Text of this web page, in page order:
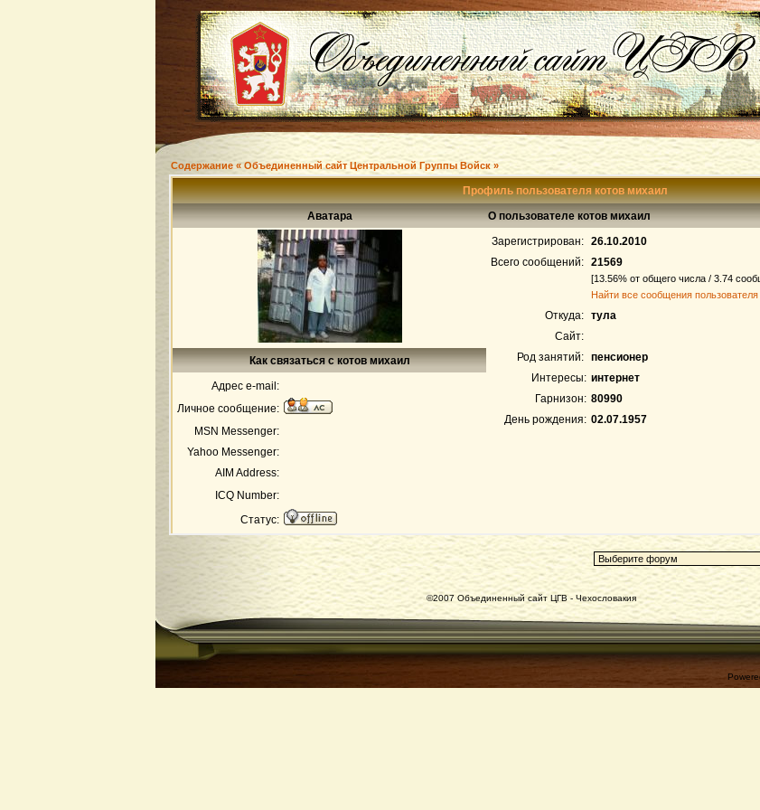
Содержание « Объединенный сайт Центральной Группы Войск »
Профиль пользователя котов михаил
Аватара
О пользователе котов михаил
Зарегистрирован: 26.10.2010
Всего сообщений: 21569
[13.56% от общего числа / 3.74
Найти все сообщения
Откуда: тула
Сайт:
Род занятий: пенсионер
Интересы: интернет
Гарнизон: 80990
День рождения: 02.07.1957
Как связаться с котов михаил
Адрес e-mail:
Личное сообщение:
MSN Messenger:
Yahoo Messenger:
AIM Address:
ICQ Number:
Статус:
©2007 Объединенный сайт ЦГВ - Чехословакия